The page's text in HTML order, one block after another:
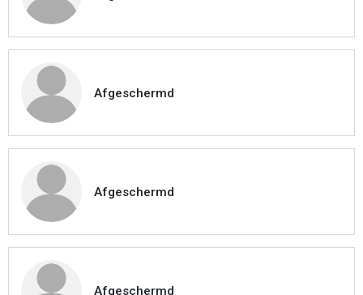
Afgeschermd
Afgeschermd
Afgeschermd